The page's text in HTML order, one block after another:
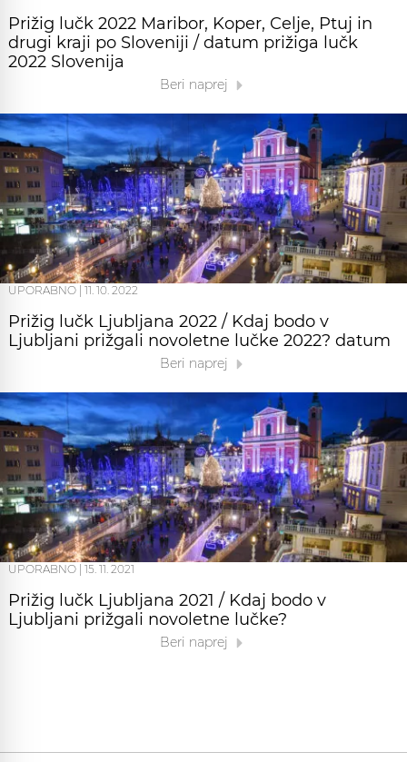
Prižig lučk 2022 Maribor, Koper, Celje, Ptuj in
drugi kraji po Sloveniji / datum prižiga lučk
2022 Slovenija
Beri naprej
UPORABNO 11. 10. 2022
Prižig lučk Ljubljana 2022 / Kdaj bodo v
Ljubljani prižgali novoletne lučke 2022? datum
Beri naprej
UPORABNO | 15. 11. 2021
Prižig lučk Ljubljana 2021 / Kdaj bodo v
Ljubljani prižgali novoletne lučke?
Beri naprej